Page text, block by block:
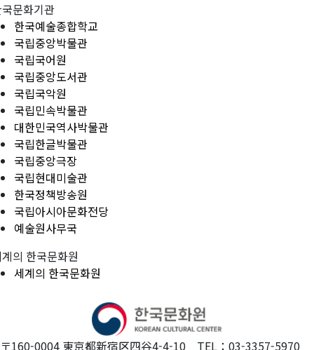
문화기관
한국예술종합학교
국립중앙박물관
국립국어원
국립중앙도서관
국립국악원
국립민속박물관
대한민국역사박물관
국립한글박물관
국립중앙극장
국립현대미술관
한국정책방송원
국립아시아문화전당
예술원사무국
의 한국문화원
세계의 한국문화원
〒160-0004 東京都新宿区四谷4-4-10 TEL：03-3357-5970